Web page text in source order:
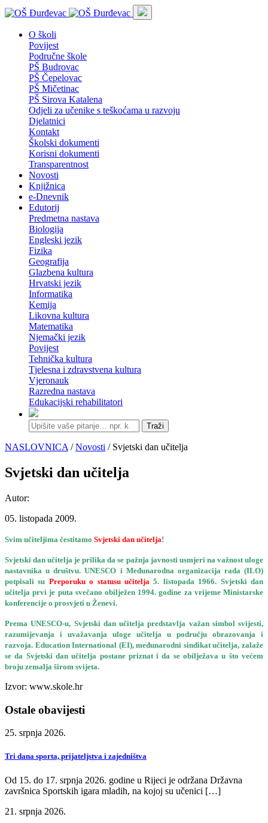
O školi
Povijest
Područne škole
PŠ Budrovac
PŠ Čepelovac
PŠ Mičetinac
PŠ Sirova Katalena
Odjeli za učenike s teškoćama u razvoju
Djelatnici
Kontakt
Školski dokumenti
Korisni dokumenti
Transparentnost
Novosti
Knjižnica
e-Dnevnik
Edutorij
Predmetna nastava
Biologija
Engleski jezik
Fizika
Geografija
Glazbena kultura
Hrvatski jezik
Informatika
Kemija
Likovna kultura
Matematika
Njemački jezik
Povijest
Tehnička kultura
Tjelesna i zdravstvena kultura
Vjeronauk
Razredna nastava
Edukacijski rehabilitatori
Traži
NASLOVNICA /Novosti / Svjetski dan učitelja
Svjetski dan učitelja
Autor:
05. listopada 2009.
Svim učiteljima čestitamo Svjetski dan učitelja!
Svjetski dan učitelja je prilika da se pažnja javnosti usmjeri na važnost uloge
nastavnika u društvu. UNESCO i Međunarodna organizacija rada (ILO)
potpisali su Preporuku o statusu učitelja5. listopada 1966. Svjetski dan
učitelja prvi je puta svečano obilježen 1994. godine za vrijeme Ministarske
konferencije o prosvjeti u Ženevi.
Prema UNESCO-u, Svjetski dan učitelja predstavlja važan simbol svijesti,
razumijevanja i uvažavanja uloge učitelja u području obrazovanja i
razvoja. Education International (EI), međunarodni sindikat učitelja, zalaže
se da Svjetski dan učitelja postane priznat i da se obilježava u što većem
broju zemalja širom svijeta.
Izvor: www.skole.hr
Ostale obavijesti
25. srpnja 2026.
Tri dana sporta, prijateljstva i zajedništva
Od 15. do 17. srpnja 2026. godine u Rijeci je održana Državna
završnica Sportskih igara mladih, na kojoj su učenici […]
21. srpnja 2026.